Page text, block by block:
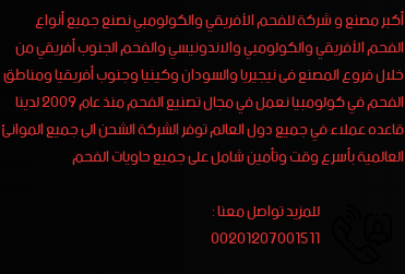
أكبر مصنع و شركة للفحم الأفريقي والكولومبي نصنع جميع أنواع
الفحم الأفريقي والكولومبي والاندونيسي والفحم الجنوب أفريقي من
خلال فروع المصنع فى نيجيريا والسودان وكينيا وجنوب أفريقيا ومناطق
الفحم في كولومبيا نعمل في مجال تصنيع الفحم منذ عام 2009 لدينا
قاعده عملاء في جميع دول العالم توفر الشركة الشحن الى جميع الموانئ
العالمية بأسرع وقت وتأمين شامل على جميع حاويات الفحم
للمزيد تواصل معنا :
00201207001511